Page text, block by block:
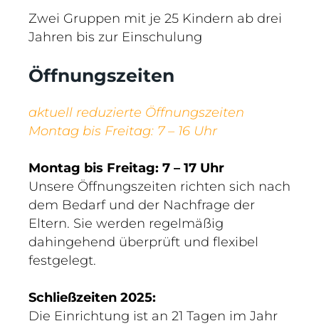
Zwei Gruppen mit je 25 Kindern ab drei
Jahren bis zur Einschulung
Öffnungszeiten
aktuell reduzierte Öffnungszeiten
Montag bis Freitag: 7 – 16 Uhr
Montag bis Freitag: 7 – 17 Uhr
Unsere Öffnungszeiten richten sich nach
dem Bedarf und der Nachfrage der
Eltern. Sie werden regelmäßig
dahingehend überprüft und flexibel
festgelegt.
Schließzeiten 2025:
Die Einrichtung ist an 21 Tagen im Jahr